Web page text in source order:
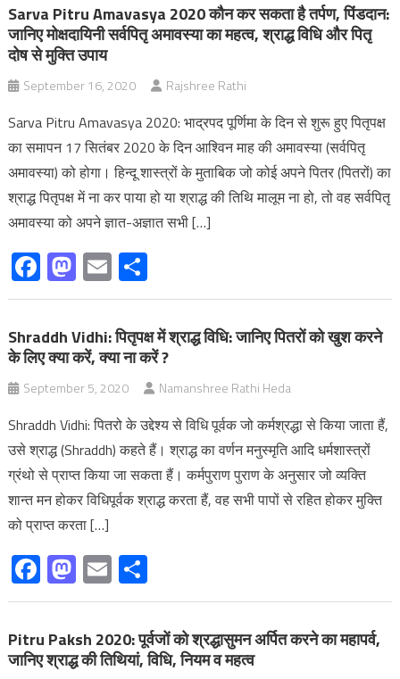
Sarva Pitru Amavasya 2020 कौन कर सकता है तर्पण, पिंडदान:
जानिए मोक्षदायिनी सर्वपितृ अमावस्या का महत्‍व, श्राद्ध विधि और पितृ
दोष से मुक्ति उपाय
September 16, 2020 Rajshree Rathi
Sarva Pitru Amavasya 2020: भाद्रपद पूर्णिमा के दिन से शुरू हुए पितृपक्ष
का समापन 17 सितंबर 2020 के दिन आश्विन माह की अमावस्या (सर्वपितृ
अमावस्या) को होगा। हिन्दू शास्त्रों के मुताबिक जो कोई अपने पितर (पितरों) का
श्राद्ध पितृपक्ष में ना कर पाया हो या श्राद्ध की तिथि मालूम ना हो, तो वह सर्वपितृ
अमावस्या को अपने ज्ञात-अज्ञात सभी […]
Facebook
Mastodon
EmailShare
Shraddh Vidhi: पितृपक्ष में श्राद्ध विधि: जानिए पितरों को खुश करने
के लिए क्या करें, क्या ना करें ?
September 5, 2020 Namanshree Rathi Heda
Shraddh Vidhi: पितरो के उद्देश्य से विधि पूर्वक जो कर्मश्रद्धा से किया जाता हैं,
उसे श्राद्ध (Shraddh) कहते हैं। श्राद्ध का वर्णन मनुस्मृति आदि धर्मशास्त्रों
ग्रंथो से प्राप्त किया जा सकता हैं। कर्मपुराण पुराण के अनुसार जो व्यक्ति
शान्त मन होकर विधिपूर्वक श्राद्ध करता हैं, वह सभी पापों से रहित होकर मुक्ति
को प्राप्त करता […]
Facebook
Mastodon
EmailShare
Pitru Paksh 2020: पूर्वजों को श्रद्धासुमन अर्पित करने का महापर्व,
जानिए श्राद्ध की तिथियां, विधि, नियम व महत्व